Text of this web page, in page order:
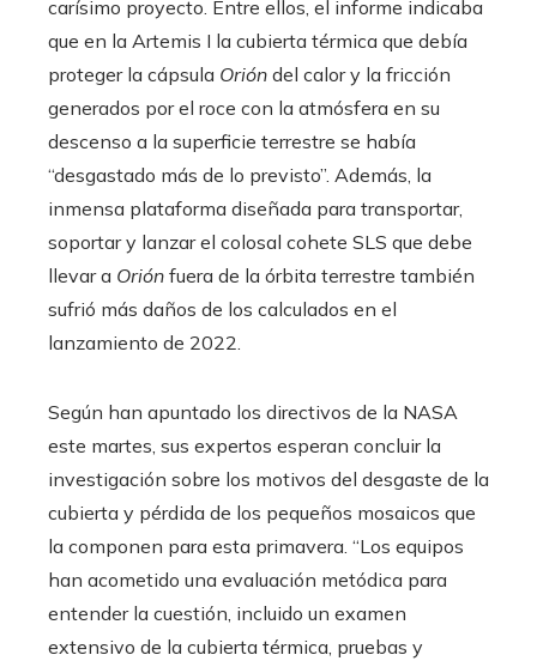
carísimo proyecto. Entre ellos, el informe indicaba
que en la Artemis I la cubierta térmica que debía
proteger la cápsula Orión del calor y la fricción
generados por el roce con la atmósfera en su
descenso a la superficie terrestre se había
“desgastado más de lo previsto”. Además, la
inmensa plataforma diseñada para transportar,
soportar y lanzar el colosal cohete SLS que debe
llevar a Orión fuera de la órbita terrestre también
sufrió más daños de los calculados en el
lanzamiento de 2022.
Según han apuntado los directivos de la NASA
este martes, sus expertos esperan concluir la
investigación sobre los motivos del desgaste de la
cubierta y pérdida de los pequeños mosaicos que
la componen para esta primavera. “Los equipos
han acometido una evaluación metódica para
entender la cuestión, incluido un examen
extensivo de la cubierta térmica, pruebas y